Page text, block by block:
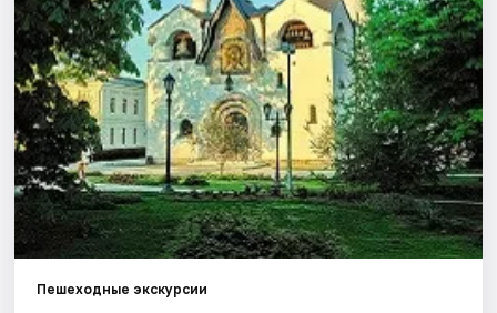
События
Города
Площадки
Артисты
Пешеходные экскурсии